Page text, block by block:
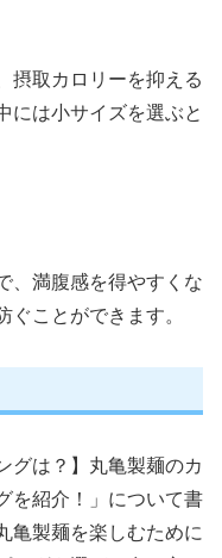
摂取カロリーを抑える
には小サイズを選ぶと
、満腹感を得やすくな
ぐことができます。
グは？】丸亀製麺のカ
を紹介！」について書
亀製麺を楽しむために